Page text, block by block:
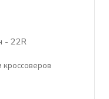
- 22R